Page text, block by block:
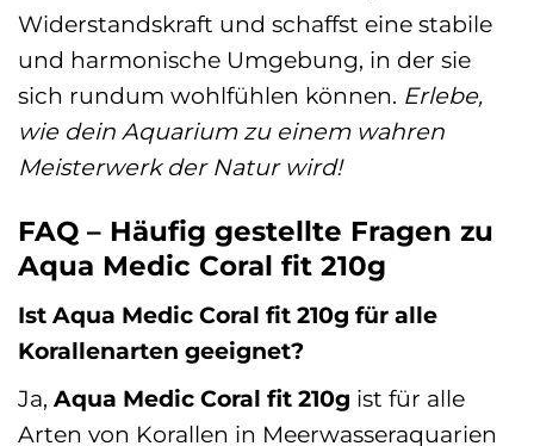
Widerstandskraft und schaffst eine stabile
und harmonische Umgebung, in der sie
sich rundum wohlfühlen können. Erlebe,
wie dein Aquarium zu einem wahren
Meisterwerk der Natur wird!
FAQ – Häufig gestellte Fragen zu
Aqua Medic Coral fit 210g
Ist Aqua Medic Coral fit 210g für alle
Korallenarten geeignet?
Ja, Aqua Medic Coral fit 210g ist für alle
Arten von Korallen in Meerwasseraquarien